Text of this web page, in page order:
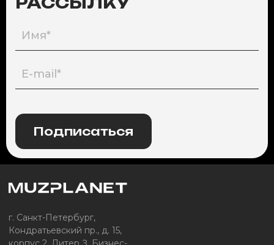
Подписаться
г. Санкт-Петербург,
Кондратьевский пр., д. 15,